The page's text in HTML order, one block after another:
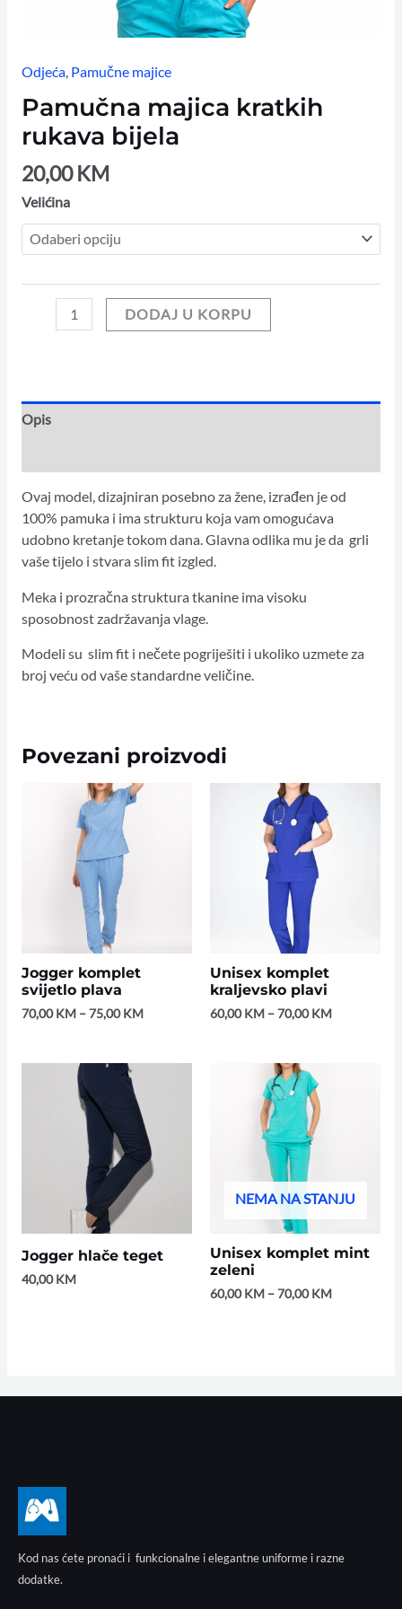
Odjeća, Pamučne majice
Pamučna majica kratkih
rukava bijela
20,00KM
Velićina
DODAJ U KORPU
Opis
Ovaj model, dizajniran posebno za žene, izrađen je od
100% pamuka i ima strukturu koja vam omogućava
udobno kretanje tokom dana. Glavna odlika mu je da grli
vaše tijelo i stvara slim fit izgled.
Meka i prozračna struktura tkanine ima visoku
sposobnost zadržavanja vlage.
Modeli su slim fit i nečete pogriješiti i ukoliko uzmete za
broj veću od vaše standardne veličine.
Povezani proizvodi
Jogger komplet
svijetlo plava
70,00KM–75,00KM
Unisex komplet
kraljevsko plavi
60,00KM –70,00KM
Jogger hlače teget
40,00KM
NEMA NA STANJU
Unisex komplet mint
zeleni
60,00KM –70,00KM
Kod nas ćete pronaći i funkcionalne i elegantne uniforme i razne
dodatke.